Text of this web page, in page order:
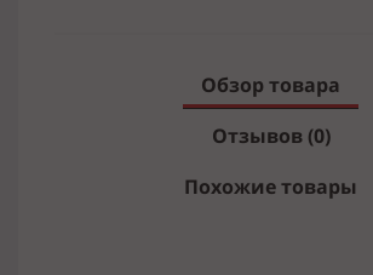
Обзор товара
Отзывов (0)
Похожие товары